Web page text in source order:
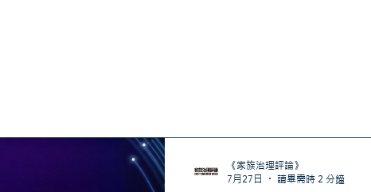
《家族治理評論》
7月27日
讀畢需時 2 分鐘